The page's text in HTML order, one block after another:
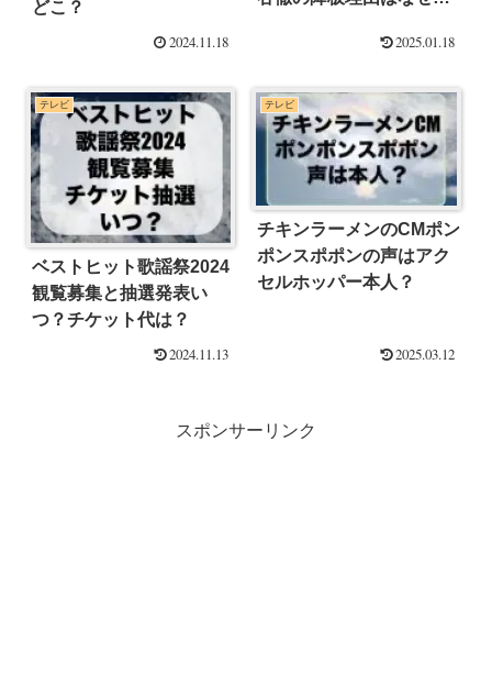
どこ？
2024.11.18 2025.01.18
テレビ
ベストヒット歌謡祭2024
観覧募集と抽選発表い
つ？チケット代は？
2024.11.13
テレビ
チキンラーメンのCMポン
ポンスポポンの声はアク
セルホッパー本人？
2025.03.12
スポンサーリンク